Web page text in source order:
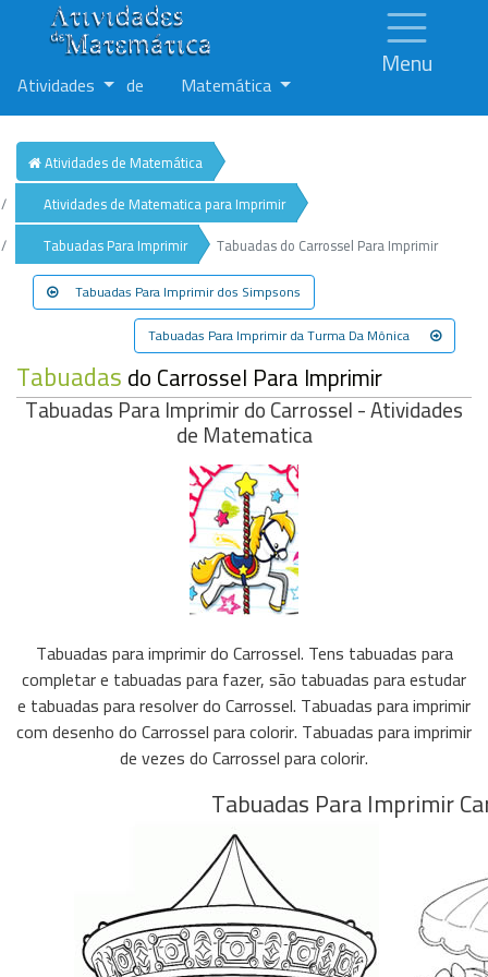
Menu
Atividades de Matemática
Atividades de Matemática
Atividades de Matematica para Imprimir
Tabuadas Para Imprimir
Tabuadas do Carrossel Para Imprimir
Tabuadas Para Imprimir dos Simpsons
Tabuadas Para Imprimir da Turma Da Mônica
Tabuadasdo Carrossel Para Imprimir
Tabuadas Para Imprimir do Carrossel - Atividades
de Matematica
Tabuadas para imprimir do Carrossel. Tens tabuadas para
completar e tabuadas para fazer, são tabuadas para estudar
e tabuadas para resolver do Carrossel. Tabuadas para imprimir
com desenho do Carrossel para colorir. Tabuadas para imprimir
de vezes do Carrossel para colorir.
Tabuadas Para Imprimir